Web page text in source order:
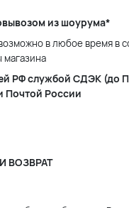
из шоурума*
в любое время в
магазина
РФ службой СДЭК (до
Почтой России
ВОЗВРАТ